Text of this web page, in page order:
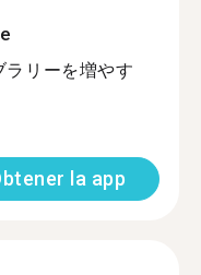
リーを増やす
la app